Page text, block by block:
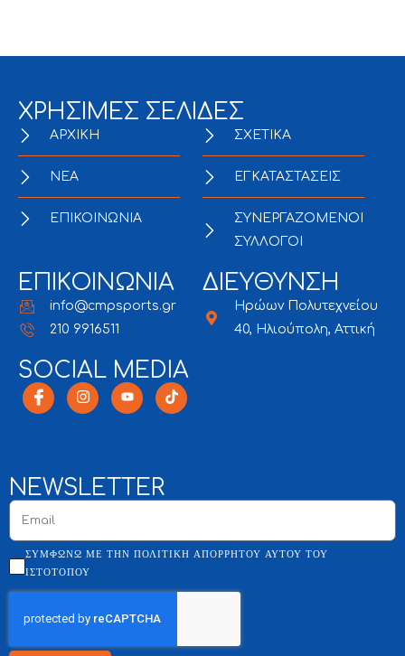
ΧΡΗΣΙΜΕΣ ΣΕΛΙΔΕΣ
ΑΡΧΙΚΗ
NEA
ΕΠΙΚΟΙΝΩΝΙΑ
ΣΧΕΤΙΚΑ
ΕΓΚΑΤΑΣΤΑΣΕΙΣ
ΣΥΝΕΡΓΑΖΟΜΕΝΟΙ
ΣΥΛΛΟΓΟΙ
ΕΠΙΚΟΙΝΩΝΙΑ
info@cmpsports.gr
210 9916511
ΔΙΕΥΘΥΝΣΗ
Ηρώων Πολυτεχνείου
40, Ηλιούπολη, Αττική
SOCIAL MEDIA
NEWSLETTER
ΣΥΜΦΩΝΏ ΜΕ ΤΗΝ ΠΟΛΙΤΙΚΉ ΑΠΟΡΡΉΤΟΥ ΑΥΤΟΎ ΤΟΥ
ΙΣΤΌΤΟΠΟΥ